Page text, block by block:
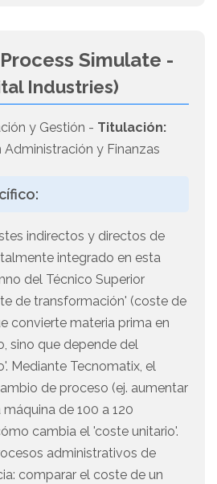
Simulate -
Industries)
y Gestión - Titulación:
Administración y Finanzas
indirectos y directos de
integrado en esta
del Técnico Superior
de transformación' (coste de
convierte materia prima en
sino que depende del
Mediante Tecnomatix, el
de proceso (ej. aumentar
de 100 a 120
cambia el 'coste unitario'.
administrativos de
comparar el coste de un